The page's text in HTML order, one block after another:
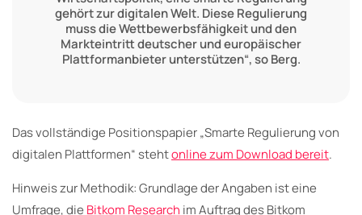
gehört zur digitalen Welt. Diese Regulierung
muss die Wettbewerbsfähigkeit und den
Markteintritt deutscher und europäischer
Plattformanbieter unterstützen“, so Berg.
Das vollständige Positionspapier „Smarte Regulierung von
digitalen Plattformen“ stehtonline zum Download bereit.
Hinweis zur Methodik: Grundlage der Angaben ist eine
Umfrage, die Bitkom Research im Auftrag des Bitkom